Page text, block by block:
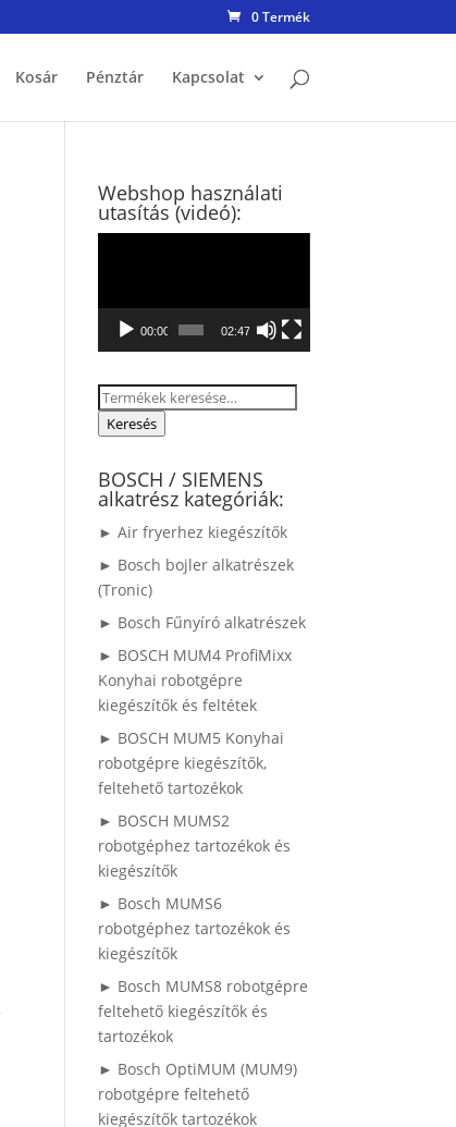
0 Termék
Kosár Pénztár Kapcsolat
Webshop használati
utasítás (videó):
00:00 02:47
Keresés
Keresés
BOSCH / SIEMENS
alkatrész kategóriák:
► Air fryerhez kiegészítők
► Bosch bojler alkatrészek
(Tronic)
► Bosch Fűnyíró alkatrészek
► BOSCH MUM4 ProfiMixx
Konyhai robotgépre
kiegészítők és feltétek
► BOSCH MUM5 Konyhai
robotgépre kiegészítők,
feltehető tartozékok
► BOSCH MUMS2
robotgéphez tartozékok és
kiegészítők
► Bosch MUMS6
robotgéphez tartozékok és
kiegészítők
► Bosch MUMS8 robotgépre
feltehető kiegészítők és
tartozékok
► Bosch OptiMUM (MUM9)
robotgépre feltehető
kiegészítők tartozékok